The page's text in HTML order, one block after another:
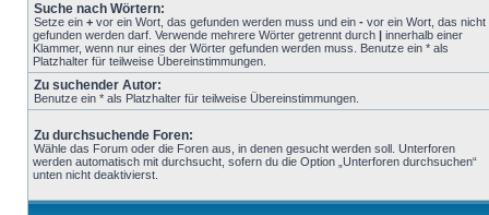
Suche nach Wörtern:
Setze ein + vor ein Wort, das gefunden werden muss und ein - vor ein Wort, das nicht
gefunden werden darf. Verwende mehrere Wörter getrennt durch | innerhalb einer
Klammer, wenn nur eines der Wörter gefunden werden muss. Benutze ein * als
Platzhalter für teilweise Übereinstimmungen.
Zu suchender Autor:
Benutze ein * als Platzhalter für teilweise Übereinstimmungen.
Zu durchsuchende Foren:
Wähle das Forum oder die Foren aus, in denen gesucht werden soll. Unterforen
werden automatisch mit durchsucht, sofern du die Option „Unterforen durchsuchen“
unten nicht deaktivierst.